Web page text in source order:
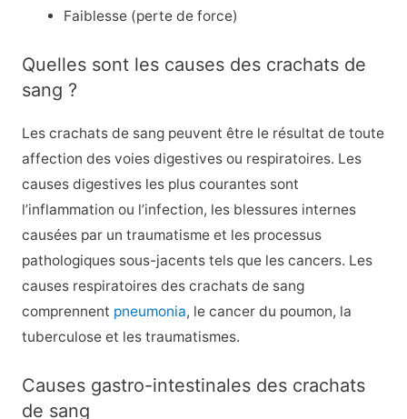
Faiblesse (perte de force)
Quelles sont les causes des crachats de
sang ?
Les crachats de sang peuvent être le résultat de toute
affection des voies digestives ou respiratoires. Les
causes digestives les plus courantes sont
l’inflammation ou l’infection, les blessures internes
causées par un traumatisme et les processus
pathologiques sous-jacents tels que les cancers. Les
causes respiratoires des crachats de sang
comprennent pneumonia, le cancer du poumon, la
tuberculose et les traumatismes.
Causes gastro-intestinales des crachats
de sang